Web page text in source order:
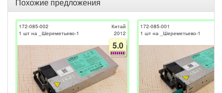
Похожие предложения
172-085-002
1 шт на _Шереметьево-1
Китай
2012
5.0
172-085-001
1 шт на _Шереметьево-1